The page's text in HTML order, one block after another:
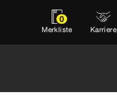
0
Merkliste Karriere